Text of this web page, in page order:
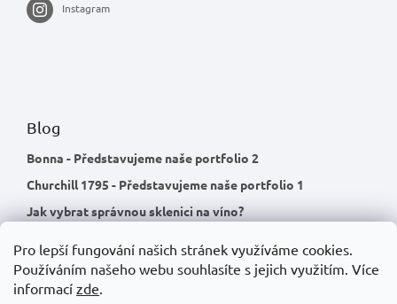
Pro lepší fungování našich stránek využíváme cookies.
Používáním našeho webu souhlasíte s jejich využitím. Více
informací zde.
Instagram
Blog
Bonna - Představujeme naše portfolio 2
Churchill 1795 - Představujeme naše portfolio 1
Jak vybrat správnou sklenici na víno?